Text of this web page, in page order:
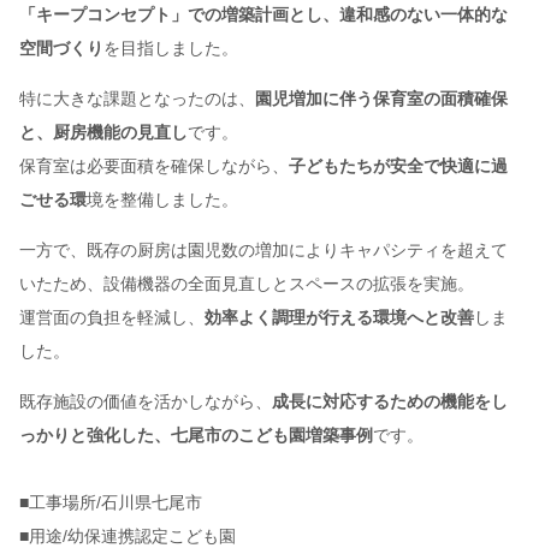
「キープコンセプト」での増築計画とし、違和感のない一体的な
空間づくり を目指しました。
特に大きな課題となったのは、
園児増加に伴う保育室の面積確保
と、厨房機能の見直しです。
保育室は必要面積を確保しながら、 子どもたちが安全で快適に過
ごせる環境を整備しました。
一方で、既存の厨房は園児数の増加によりキャパシティを超えて
いたため、設備機器の全面見直しとスペースの拡張を実施。
運営面の負担を軽減し、 効率よく調理が行える環境へと改善しま
した。
既存施設の価値を活かしながら、 成長に対応するための機能をし
っかりと強化した、七尾市のこども園増築事例です。
■工事場所/石川県七尾市
■用途/幼保連携認定こども園